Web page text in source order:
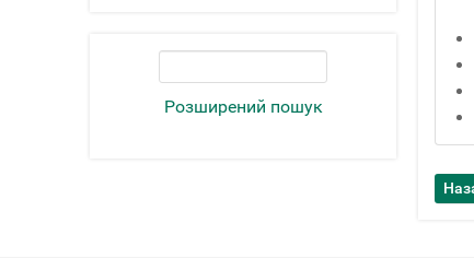
Розширений пошук